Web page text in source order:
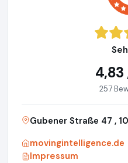
257
Gubener Straße 47 ,
movingintelligence.de
Impressum